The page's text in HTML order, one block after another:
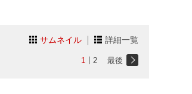
サムネイル 詳細一覧
1 2 最後